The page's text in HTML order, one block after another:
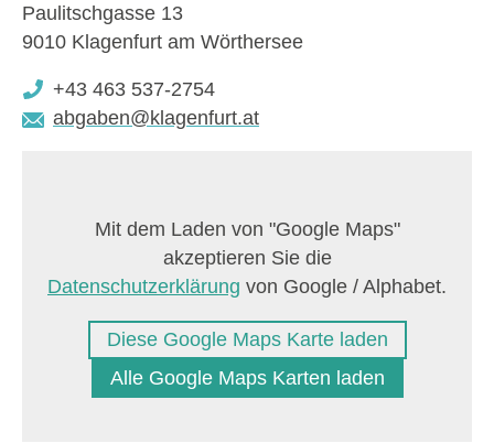
Paulitschgasse 13
9010 Klagenfurt am Wörthersee
+43 463 537-2754
abgaben@klagenfurt.at
Diese Google Maps Karte laden
Alle Google Maps Karten laden